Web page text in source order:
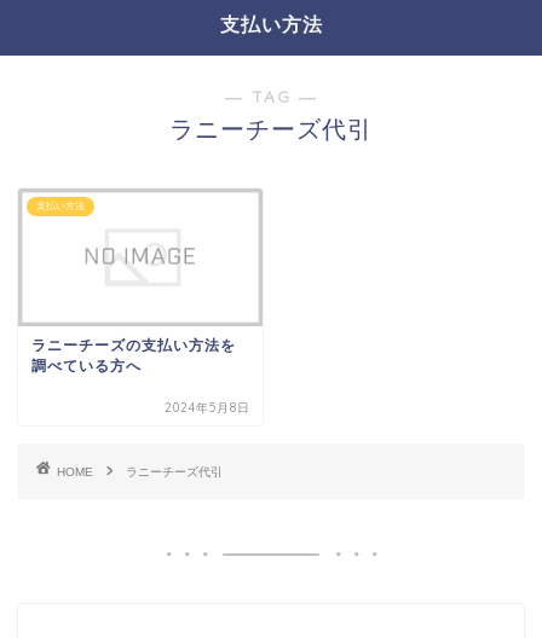
支払い方法
― TAG ―
ラニーチーズ代引
支払い方法
ラニーチーズの支払い方法を
調べている方へ
2024年5月8日
HOME ラニーチーズ代引